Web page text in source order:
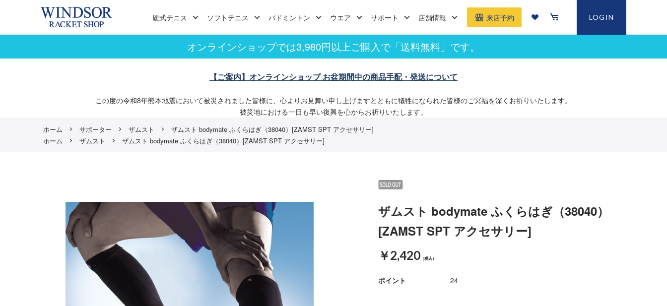
硬式テニス ソフトテニス バドミントン ウエア サポート 店舗情報 来店予約 LOGIN
オンラインショップでは3,980円以上ご購入で「送料無料」です。
【ご案内】オンラインショップ お盆期間中の商品手配・発送について
この度の令和8年熊本地震において被災されました皆様に、心よりお見舞い申し上げますとともに犠牲になられた皆様のご冥福を深くお祈りいたします。
被災地における一日も早い復興を心からお祈りいたします。
ホーム サポーター ザムスト
ザムスト bodymate ふくらはぎ（38040）[ZAMST SPT アクセサリー]
ホーム
ザムスト ザムスト bodymate ふくらはぎ（38040）[ZAMST SPT アクセサリー]
ザムスト bodymate ふくらはぎ（38040）
[ZAMST SPT アクセサリー]
￥2,420 （税込）
ポイント 24